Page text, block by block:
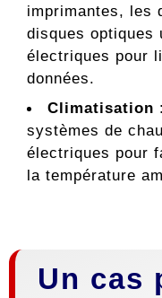
imprimantes, les
disques optiques
électriques pour
données.
Climatisation
systèmes de
électriques pour
la température
Un cas